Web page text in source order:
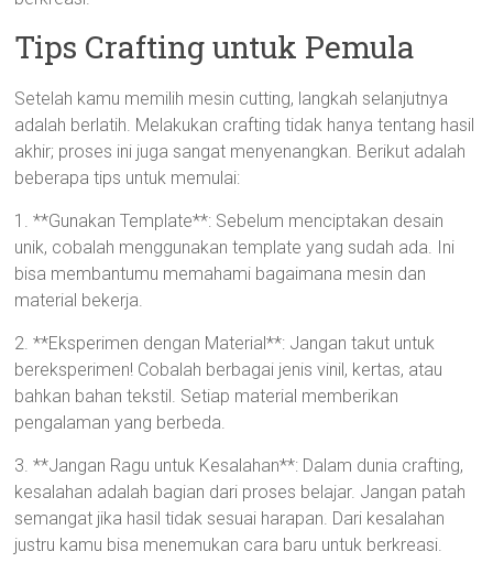
Tips Crafting untuk Pemula
Setelah kamu memilih mesin cutting, langkah selanjutnya
adalah berlatih. Melakukan crafting tidak hanya tentang hasil
akhir; proses ini juga sangat menyenangkan. Berikut adalah
beberapa tips untuk memulai:
1. **Gunakan Template**: Sebelum menciptakan desain
unik, cobalah menggunakan template yang sudah ada. Ini
bisa membantumu memahami bagaimana mesin dan
material bekerja.
2. **Eksperimen dengan Material**: Jangan takut untuk
bereksperimen! Cobalah berbagai jenis vinil, kertas, atau
bahkan bahan tekstil. Setiap material memberikan
pengalaman yang berbeda.
3. **Jangan Ragu untuk Kesalahan**: Dalam dunia crafting,
kesalahan adalah bagian dari proses belajar. Jangan patah
semangat jika hasil tidak sesuai harapan. Dari kesalahan
justru kamu bisa menemukan cara baru untuk berkreasi.